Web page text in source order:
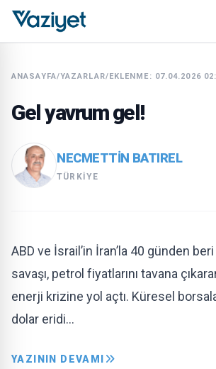
ANASAYFA/YAZARLAR/EKLENME: 07.04.2026
Gel yavrum gel!
NECMETTIN BATIREL
TÜRKIYE
ABD ve İsrail’in İran’la 40 günden
savaşı, petrol fiyatlarını tavana
enerji krizine yol açtı. Küresel
dolar eridi…
YAZININ DEVAMI